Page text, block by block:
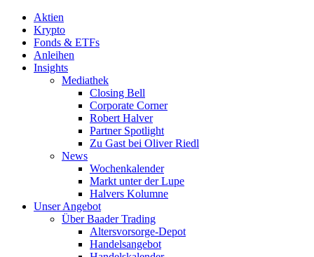
Aktien
Krypto
Fonds & ETFs
Anleihen
Insights
Mediathek
Closing Bell
Corporate Corner
Robert Halver
Partner Spotlight
Zu Gast bei Oliver Riedl
News
Wochenkalender
Markt unter der Lupe
Halvers Kolumne
Unser Angebot
Über Baader Trading
Altersvorsorge-Depot
Handelsangebot